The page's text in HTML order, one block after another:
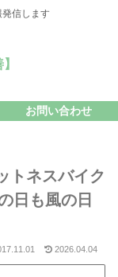
信します
お問い合わせ
トネスバイク
日も風の日
2026.04.04